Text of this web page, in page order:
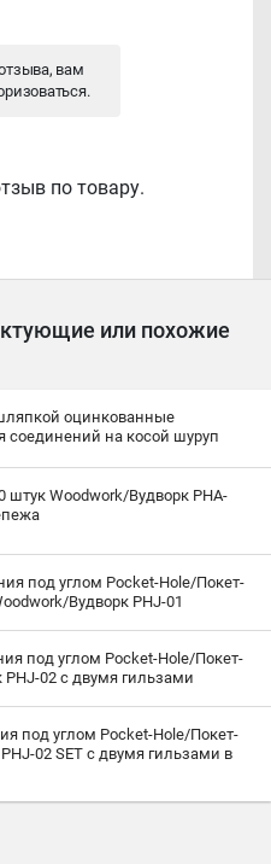
по товару.
вам
.
или похожие
оцинкованные
соединений на косой шуруп
штук Woodwork/Вудворк PHA-
под углом Pocket-Hole/Покет-
Вудворк PHJ-01
под углом Pocket-Hole/Покет-
02 с двумя гильзами
под углом Pocket-Hole/Покет-
02 SET с двумя гильзами в